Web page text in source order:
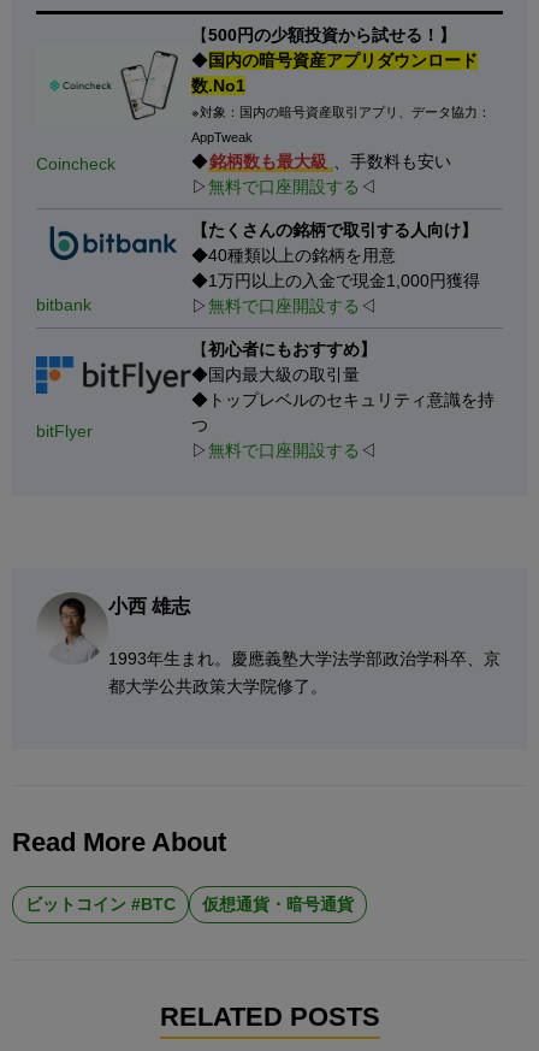
Coincheck
【500円の少額投資から試せる！】
◆国内の暗号資産アプリダウンロード
数.No1
※対象：国内の暗号資産取引アプリ、データ協力：
AppTweak
◆銘柄数も最大級 、手数料も安い
▷無料で口座開設する ◁
bitbank
【たくさんの銘柄で取引する人向け】
◆40種類以上の銘柄を用意
◆1万円以上の入金で現金1,000円獲得
▷無料で口座開設する ◁
bitFlyer
【初心者にもおすすめ】
◆国内最大級の取引量
◆トップレベルのセキュリティ意識を持
つ
▷無料で口座開設する ◁
小西 雄志
1993年生まれ。慶應義塾大学法学部政治学科卒、京
都大学公共政策大学院修了。
Read More About
ビットコイン #BTC 仮想通貨・暗号通貨
RELATED POSTS